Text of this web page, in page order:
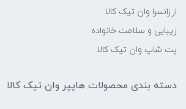
ارزانسرا وان تیک کالا
زیبایی و سلامت خانواده
پت شاپ وان تیک کالا
دسته بندی محصولات هایپر وان تیک کالا